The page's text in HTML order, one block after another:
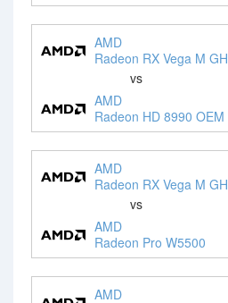
AMD
Radeon RX Vega M GH
vs
AMD
Radeon HD 8990 OEM
AMD
Radeon RX Vega M GH
vs
AMD
Radeon Pro W5500
AMD